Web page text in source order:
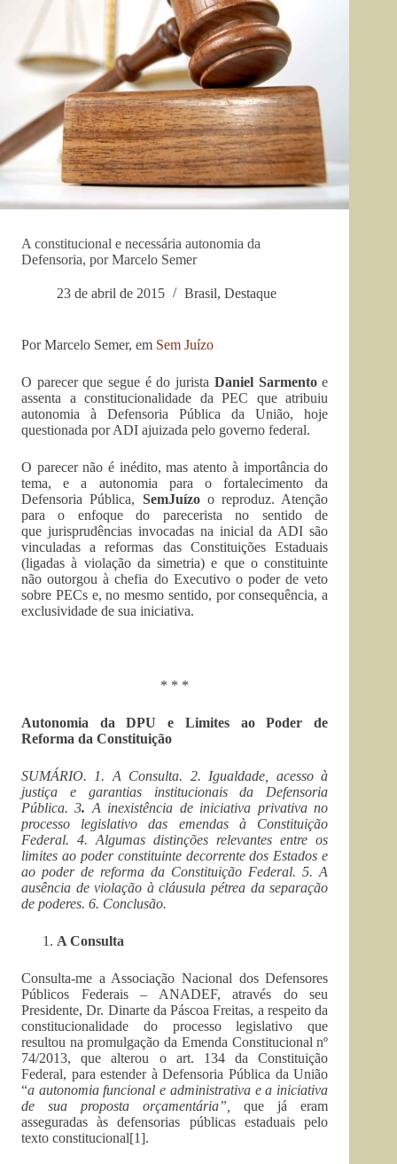
A constitucional e necessária autonomia da
Defensoria, por Marcelo Semer
23 de abril de 2015 Brasil, Destaque
Por Marcelo Semer, em Sem Juízo
O parecer que segue é do jurista Daniel Sarmentoe
assenta a constitucionalidade da PEC que atribuiu
autonomia à Defensoria Pública da União, hoje
questionada por ADI ajuizada pelo governo federal.
O parecer não é inédito, mas atento à importância do
tema, e a autonomia para o fortalecimento da
Defensoria Pública, SemJuízoo reproduz. Atenção
para o enfoque do parecerista no sentido de
que jurisprudências invocadas na inicial da ADI são
vinculadas a reformas das Constituições Estaduais
(ligadas à violação da simetria) e que o constituinte
não outorgou à chefia do Executivo o poder de veto
sobre PECs e, no mesmo sentido, por consequência, a
exclusividade de sua iniciativa.
* * *
Autonomia da DPU e Limites ao Poder de
Reforma da Constituição
SUMÁRIO. 1. A Consulta. 2. Igualdade, acesso à
justiça e garantias institucionais da Defensoria
Pública. 3. A inexistência de iniciativa privativa no
processo legislativo das emendas à Constituição
Federal. 4. Algumas distinções relevantes entre os
limites ao poder constituinte decorrente dos Estados e
ao poder de reforma da Constituição Federal. 5. A
ausência de violação à cláusula pétrea da separação
de poderes. 6. Conclusão.
A Consulta
Consulta-me a Associação Nacional dos Defensores
Públicos Federais – ANADEF, através do seu
Presidente, Dr. Dinarte da Páscoa Freitas, a respeito da
constitucionalidade do processo legislativo que
resultou na promulgação da Emenda Constitucional nº
74/2013, que alterou o art. 134 da Constituição
Federal, para estender à Defensoria Pública da União
“a autonomia funcional e administrativa e a iniciativa
de sua proposta orçamentária”,que já eram
asseguradas às defensorias públicas estaduais pelo
texto constitucional[1].